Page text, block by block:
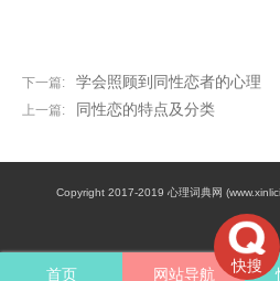
下一篇: 学会照顾到同性恋者的心理
上一篇: 同性恋的特点及分类
快搜
首页 网站导航
Copyright 2017-2019 心理词典网